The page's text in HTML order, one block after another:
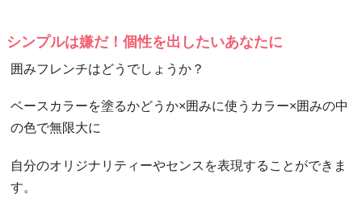
シンプルは嫌だ！個性を出したいあなたに
囲みフレンチはどうでしょうか？
ベースカラーを塗るかどうか×囲みに使うカラー×囲みの中
の色で無限大に
自分のオリジナリティーやセンスを表現することができま
す。